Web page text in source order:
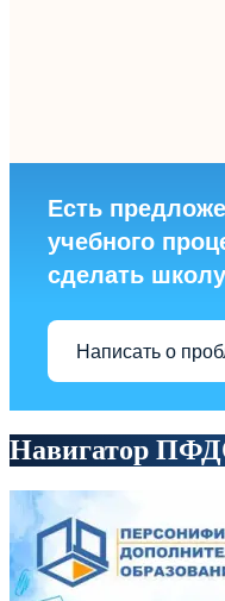
Есть
учебного
сделать
Написать о
Навигатор